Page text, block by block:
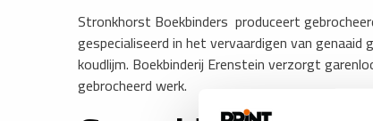
Stronkhorst Boekbinders produceert
gespecialiseerd in het vervaardigen van
koudlijm. Boekbinderij Erenstein verzorgt
gebrocheerd werk.